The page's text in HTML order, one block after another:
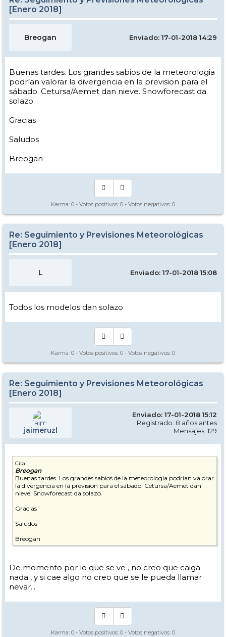
[Enero 2018]
Breogan Enviado: 17-01-2018 14:29
Buenas tardes. Los grandes sabios de la meteorologia
podrían valorar la divergencia en la prevision para el
sábado. Cetursa/Aemet dan nieve. Snowforecast da
solazo.
Gracias
Saludos
Breogan
Karma: 0 - Votos positivos: 0 - Votos negativos: 0
Re: Seguimiento y Previsiones Meteorológicas
[Enero 2018]
L Enviado: 17-01-2018 15:08
Todos los modelos dan solazo
Karma: 0 - Votos positivos: 0 - Votos negativos: 0
Re: Seguimiento y Previsiones Meteorológicas
[Enero 2018]
jaimeruzl
Enviado: 17-01-2018 15:12
Registrado: 8 años antes
Mensajes: 129
Cita
Breogan
Buenas tardes. Los grandes sabios de la meteorologia podrían valorar
la divergencia en la prevision para el sábado. Cetursa/Aemet dan
nieve. Snowforecast da solazo.
Gracias
Saludos
Breogan
De momento por lo que se ve , no creo que caiga
nada , y si cae algo no creo que se le pueda llamar
nevar...
Karma: 0 - Votos positivos: 0 - Votos negativos: 0